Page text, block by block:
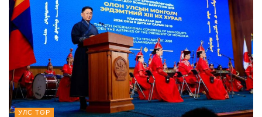
УЛС ТӨР